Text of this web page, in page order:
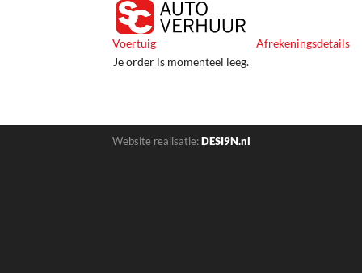
Voertuig
Afrekeningsdetails
Je order is momenteel leeg.
Website realisatie:DESI9N.nl